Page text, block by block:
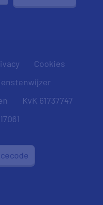
Cookies
KvK 61737747